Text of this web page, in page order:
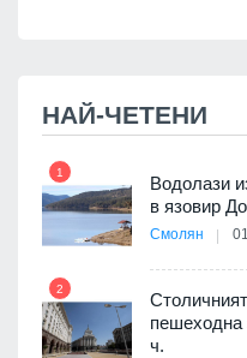
НАЙ-ЧЕТЕНИ
1
Водолази
в язовир
Смолян
2
пешеходна
ч.